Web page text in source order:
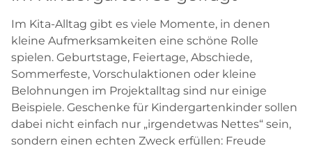
Im Kita-Alltag gibt es viele Momente, in denen
kleine Aufmerksamkeiten eine schöne Rolle
spielen. Geburtstage, Feiertage, Abschiede,
Sommerfeste, Vorschulaktionen oder kleine
Belohnungen im Projektalltag sind nur einige
Beispiele. Geschenke für Kindergartenkinder sollen
dabei nicht einfach nur „irgendetwas Nettes“ sein,
sondern einen echten Zweck erfüllen: Freude